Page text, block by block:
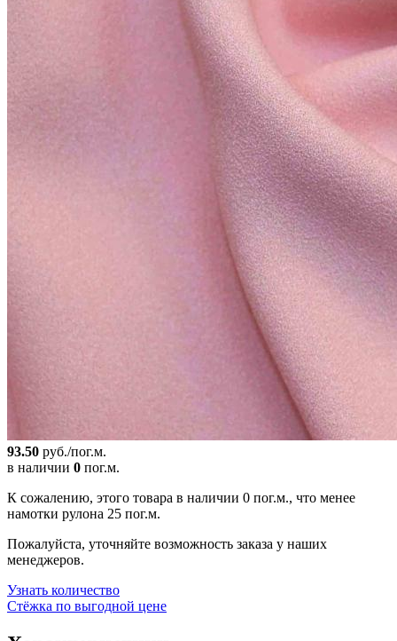
93.50 руб./пог.м.
в наличии 0 пог.м.
К сожалению, этого товара в наличии 0 пог.м., что менее
намотки рулона 25 пог.м.
Пожалуйста, уточняйте возможность заказа у наших
менеджеров.
Узнать количество
Стёжка по выгодной цене